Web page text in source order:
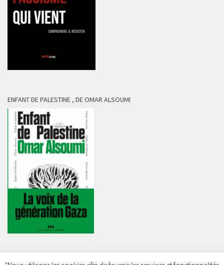
ENFANT DE PALESTINE , DE OMAR ALSOUMI